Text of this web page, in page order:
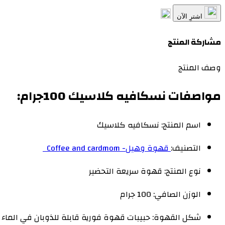
اشترِ الآن
مشاركة المنتج
وصف المنتج
مواصفات نسكافيه كلاسيك 100جرام:
اسم المنتج: نسكافيه كلاسيك
التصنيف:قهوة وهيل- Coffee and cardmom
نوع المنتج: قهوة سريعة التحضير
الوزن الصافي: 100 جرام
شكل القهوة: حبيبات قهوة فورية قابلة للذوبان في